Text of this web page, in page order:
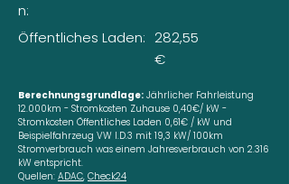
n:
Öffentliches Laden: 282,55
€
Berechnungsgrundlage: Jährlicher Fahrleistung
12.000km - Stromkosten Zuhause 0,40€/ kW -
Stromkosten Öffentliches Laden 0,61€ / kW und
Beispielfahrzeug VW I.D.3 mit 19,3 kW/ 100km
Stromverbrauch was einem Jahresverbrauch von 2.316
kW entspricht.
Quellen: ADAC, Check24